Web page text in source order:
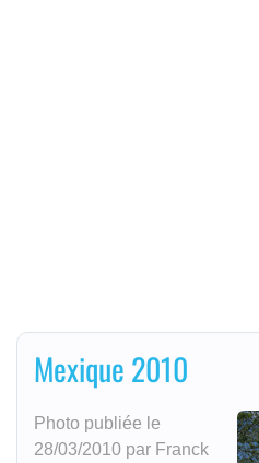
Mexique 2010
Photo publiée le
28/03/2010 par Franck